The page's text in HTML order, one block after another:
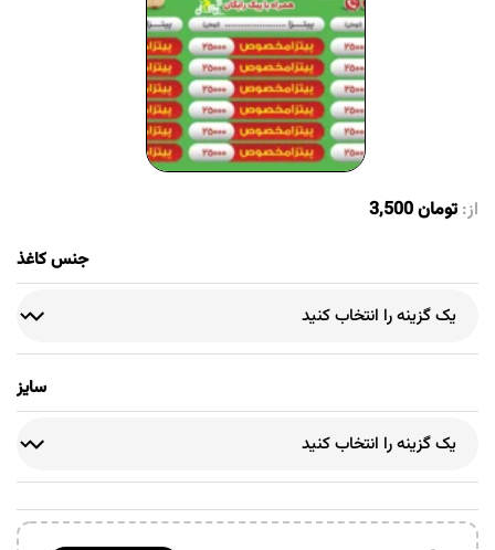
از: تومان
جنس کاغذ
سایز